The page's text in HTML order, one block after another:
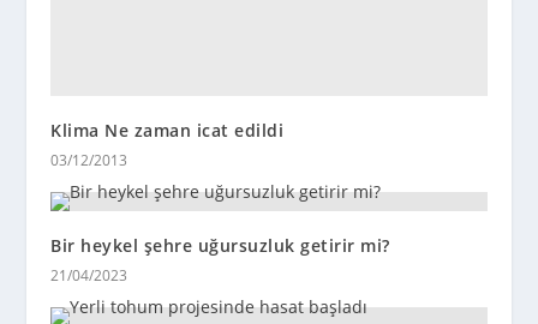
Klima Ne zaman icat edildi
03/12/2013
Bir heykel şehre uğursuzluk getirir mi?
21/04/2023